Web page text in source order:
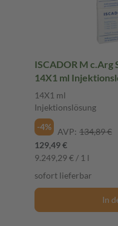
ISCADOR M c.Arg
14X1 ml
14X1 ml
Injektionslösung
-4%
AVP: 134,89 €
129,49 €
9.249,29 € / 1 l
sofort lieferbar
In